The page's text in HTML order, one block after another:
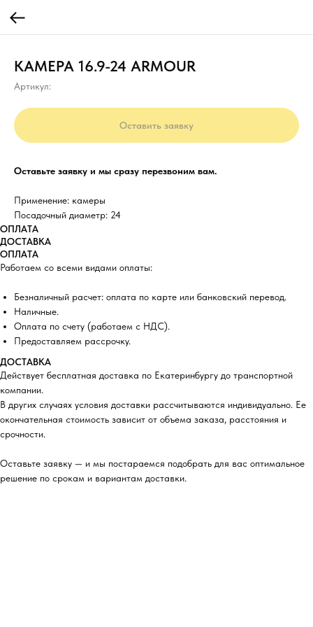
КАМЕРА 16.9-24 ARMOUR
Артикул:
Оставить заявку
Оставьте заявку и мы сразу перезвоним вам.
Применение: камеры
Посадочный диаметр: 24
ОПЛАТА
ДОСТАВКА
ОПЛАТА
Работаем со всеми видами оплаты:
Безналичный расчет: оплата по карте или банковский перевод.
Наличные.
Оплата по счету (работаем с НДС).
Предоставляем рассрочку.
ДОСТАВКА
Действует бесплатная доставка по Екатеринбургу до транспортной
компании.
В других случаях условия доставки рассчитываются индивидуально. Ее
окончательная стоимость зависит от объема заказа, расстояния и
срочности.
Оставьте заявку — и мы постараемся подобрать для вас оптимальное
решение по срокам и вариантам доставки.